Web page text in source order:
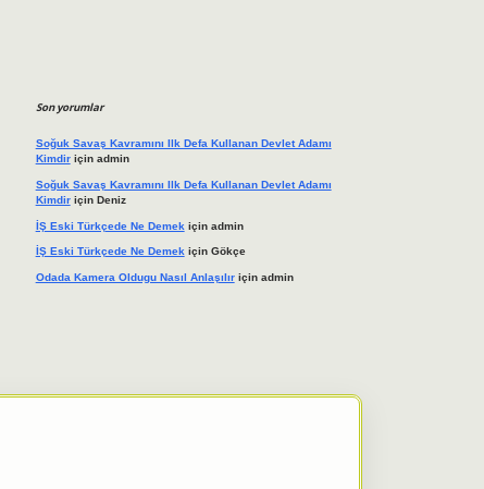
Son yorumlar
Soğuk Savaş Kavramını Ilk Defa Kullanan Devlet Adamı
Kimdiriçin admin
Soğuk Savaş Kavramını Ilk Defa Kullanan Devlet Adamı
Kimdiriçin Deniz
İŞ Eski Türkçede Ne Demek için admin
İŞ Eski Türkçede Ne Demek için Gökçe
Odada Kamera Oldugu Nasıl Anlaşılıriçin admin